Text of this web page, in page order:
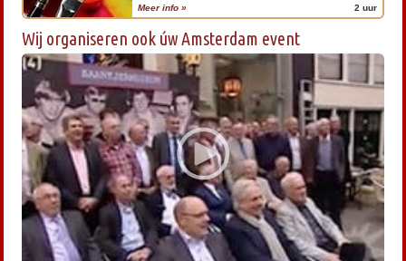
Meer info » 2 uur
Wij organiseren ook úwAmsterdam event